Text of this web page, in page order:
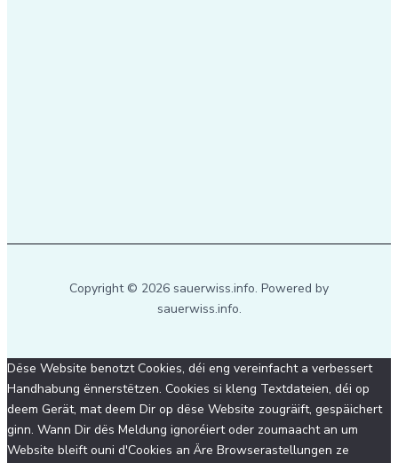
Copyright © 2026 sauerwiss.info. Powered by
sauerwiss.info.
Dëse Website benotzt Cookies, déi eng vereinfacht a verbessert
Handhabung ënnerstëtzen. Cookies si kleng Textdateien, déi op
deem Gerät, mat deem Dir op dëse Website zougräift, gespäichert
ginn. Wann Dir dës Meldung ignoréiert oder zoumaacht an um
Website bleift ouni d'Cookies an Äre Browserastellungen ze